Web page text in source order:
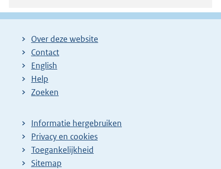
Over deze website
Contact
English
Help
Zoeken
Informatie hergebruiken
Privacy en cookies
Toegankelijkheid
Sitemap